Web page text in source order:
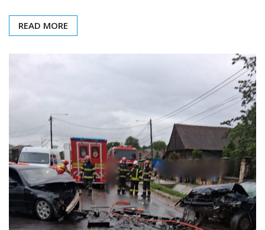
READ MORE